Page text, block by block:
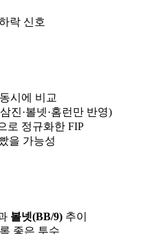
락 신호
시에 비교
진·볼넷·홈런만 반영)
로 정규화한 FIP
을 가능성
볼넷(BB/9) 추이
좋은 투수